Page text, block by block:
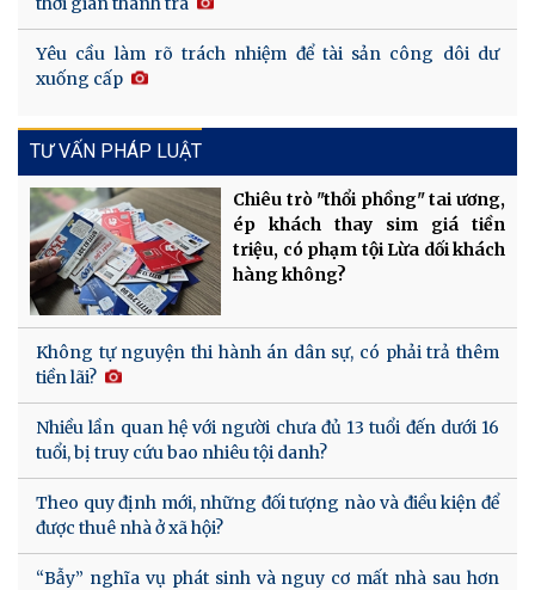
Yêu cầu làm rõ trách nhiệm để tài sản công dôi dư
xuống cấp
TƯ VẤN PHÁP LUẬT
Chiêu trò "thổi phồng" tai ương,
ép khách thay sim giá tiền
triệu, có phạm tội Lừa dối khách
hàng không?
Không tự nguyện thi hành án dân sự, có phải trả thêm
tiền lãi?
Nhiều lần quan hệ với người chưa đủ 13 tuổi đến dưới 16
tuổi, bị truy cứu bao nhiêu tội danh?
Theo quy định mới, những đối tượng nào và điều kiện để
được thuê nhà ở xã hội?
“Bẫy” nghĩa vụ phát sinh và nguy cơ mất nhà sau hơn